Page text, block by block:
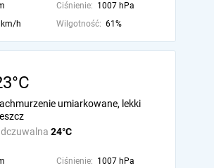
Ciśnienie: 1007 hPa
h Wilgotność: 61%
24°C
umiarkowane, lekki
Ciśnienie: 1007 hPa